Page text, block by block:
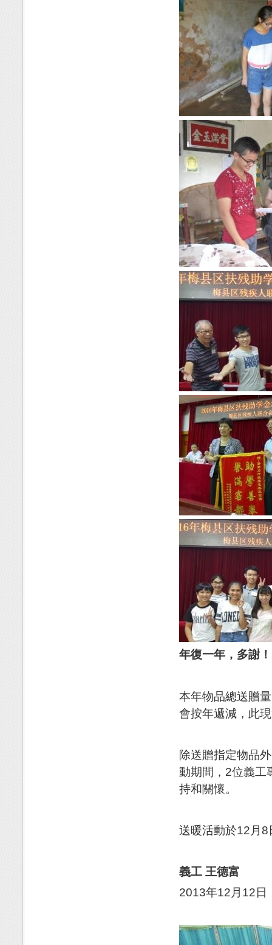
年復一年，多謝
本年物品總送贈
會按年遞減，此
除送贈指定物品
動期間，2位義工
持和關懷。
送暖活動於12月
義工 王德富
2013年12月12日